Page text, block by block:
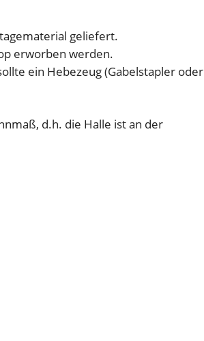
m
x
L
7
geliefert.
erworben werden.
ein Hebezeug (Gabelstapler oder
d.h. die Halle ist an der